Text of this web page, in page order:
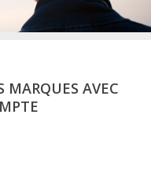
MARQUES AVEC